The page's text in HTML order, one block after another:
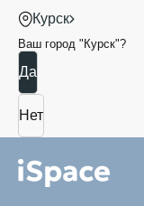
Курск
Ваш город " Курск"?